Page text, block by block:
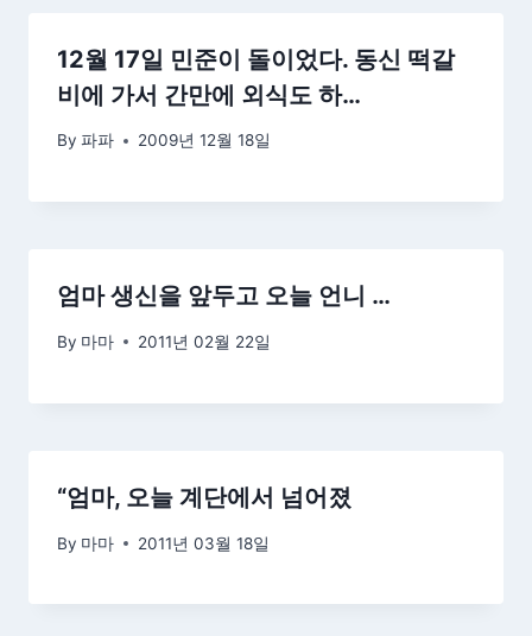
12월 17일 민준이 돌이었다. 동신 떡갈
비에 가서 간만에 외식도 하…
By 파파 2009년 12월 18일
엄마 생신을 앞두고 오늘 언니 …
By 마마 2011년 02월 22일
“엄마, 오늘 계단에서 넘어졌
By 마마 2011년 03월 18일